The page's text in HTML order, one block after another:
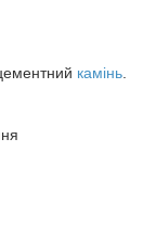
камінь